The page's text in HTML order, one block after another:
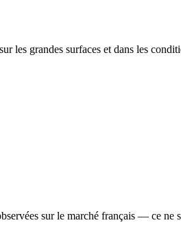
grandes surfaces et dans les
sur le marché français — ce ne